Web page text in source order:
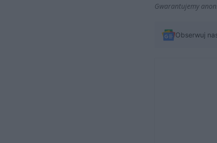
Gwarantujemy
Obserwuj